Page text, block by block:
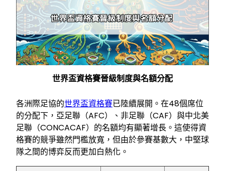
世界盃資格賽晉級制度與名額分配
各洲際足協的世界盃資格賽已陸續展開。在48個席位
的分配下，亞足聯（AFC）、非足聯（CAF）與中北美
足聯（CONCACAF）的名額均有顯著增長。這使得資
格賽的競爭雖然門檻放寬，但由於參賽基數大，中堅球
隊之間的博弈反而更加白熱化。